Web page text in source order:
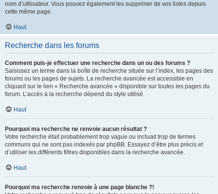
nom d’utilisateur. Vous pouvez également les supprimer de vos listes depuis
cette même page.
Haut
Recherche dans les forums
Comment puis-je effectuer une recherche dans un ou des forums ?
Saisissez un terme dans la boîte de recherche située sur l’index, les pages des
forums ou les pages de sujets. La recherche avancée est accessible en
cliquant sur le lien « Recherche avancée » disponible sur toutes les pages du
forum. L’accès à la recherche dépend du style utilisé.
Haut
Pourquoi ma recherche ne renvoie aucun résultat ?
Votre recherche était probablement trop vague ou incluait trop de termes
communs qui ne sont pas indexés par phpBB. Essayez d’être plus précis et
d’utiliser les différents filtres disponibles dans la recherche avancée.
Haut
Pourquoi ma recherche renvoie à une page blanche ?!